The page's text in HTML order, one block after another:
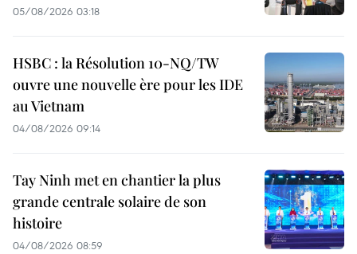
05/08/2026 03:18
HSBC : la Résolution 10-NQ/TW
ouvre une nouvelle ère pour les IDE
au Vietnam
04/08/2026 09:14
Tay Ninh met en chantier la plus
grande centrale solaire de son
histoire
04/08/2026 08:59